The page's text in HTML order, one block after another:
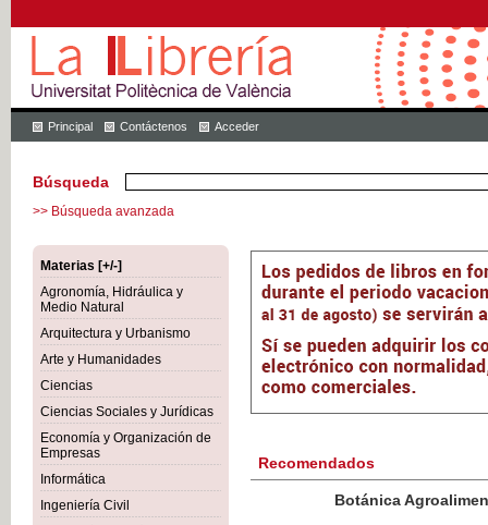
Principal Contáctenos Acceder
Búsqueda
>> Búsqueda avanzada
Materias [+/-]
Agronomía, Hidráulica y
Medio Natural
Arquitectura y Urbanismo
Arte y Humanidades
Ciencias
Ciencias Sociales y Jurídicas
Economía y Organización de
Empresas
Informática
Ingeniería Civil
Recomendados
Botánica Agroalimentaria